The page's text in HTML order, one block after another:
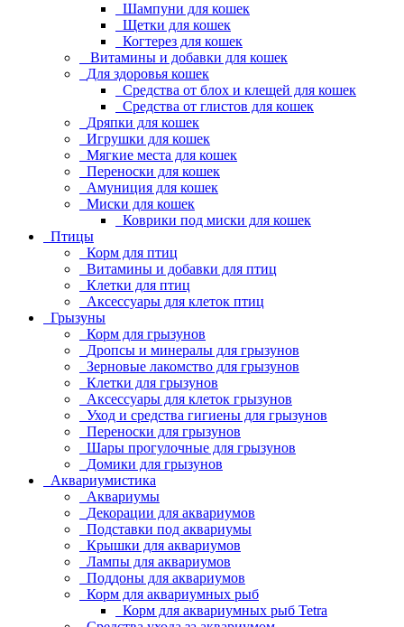
Шампуни для кошек
Щетки для кошек
Когтерез для кошек
Витамины и добавки для кошек
Для здоровья кошек
Средства от блох и клещей для кошек
Средства от глистов для кошек
Дряпки для кошек
Игрушки для кошек
Мягкие места для кошек
Переноски для кошек
Амуниция для кошек
Миски для кошек
Коврики под миски для кошек
Птицы
Корм для птиц
Витамины и добавки для птиц
Клетки для птиц
Аксессуары для клеток птиц
Грызуны
Корм для грызунов
Дропсы и минералы для грызунов
Зерновые лакомство для грызунов
Клетки для грызунов
Аксессуары для клеток грызунов
Уход и средства гигиены для грызунов
Переноски для грызунов
Шары прогулочные для грызунов
Домики для грызунов
Аквариумистика
Аквариумы
Декорации для аквариумов
Подставки под аквариумы
Крышки для аквариумов
Лампы для аквариумов
Поддоны для аквариумов
Корм для аквариумных рыб
Корм для аквариумных рыб Tetra